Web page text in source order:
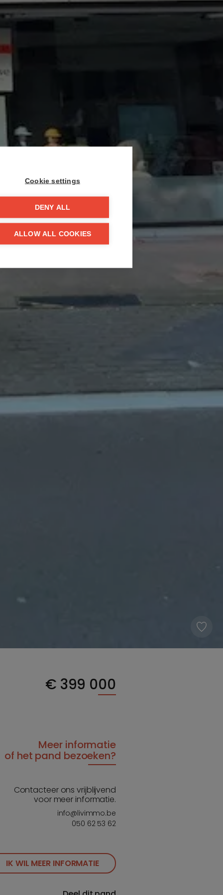
€ 399 000
Meer informatie
of het pand bezoeken?
Contacteer ons vrijblijvend
voor meer informatie.
info@livimmo.be
050 62 53 62
IK WIL MEER INFORMATIE
Cookie settings
DENY ALL
ALLOW ALL COOKIES